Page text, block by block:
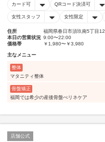
カード可 QRコード決済可
女性スタッフ 女性限定
住所
福岡県春日市須玖南5丁目12
本日の営業状況 9:00〜22:00
価格帯
￥1,980〜￥3,980
主なメニュー
整体
マタニティ整体
骨盤矯正
福岡では希少の産後骨盤ぺリネケア
店舗公式